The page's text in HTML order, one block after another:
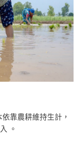
靠農耕維持生計，
。